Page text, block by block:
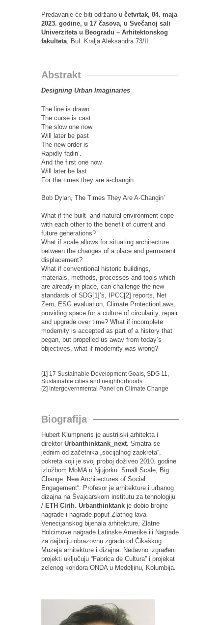
Predavanje će biti održano u četvrtak, 04. maja
2023. godine, u 17 časova, u Svečanoj sali
Univerziteta u Beogradu – Arhitektonskog
fakulteta , Bul. Kralja Aleksandra 73/II.
Abstrakt
Designing Urban Imaginaries
The line is drawn
The curse is cast
The slow one now
Will later be past
The new order is
Rapidly fadin’.
And the first one now
Will later be last
For the times they are a-changin
Bob Dylan, The Times They Are A-Changin’
What if the built- and natural environment cope
with each other to the benefit of current and
future generations?
What if scale allows for situating architecture
between the changes of a place and permanent
displacement?
What if conventional historic buildings,
materials, methods, processes and tools which
are already in place, can challenge the new
standards of SDG[1]’s, IPCC[2] reports, Net
Zero, ESG evaluation, Climate Protection Laws,
providing space for a culture of circularity, repair
and upgrade over time? What if incomplete
modernity is accepted as part of a history that
began, but propelled us away from today’s
objectives, what if modernity was wrong?
[1] 17 Sustainable Development Goals, SDG 11,
Sustainable cities and neighborhoods
[2] Intergovernmental Panel on Climate Change
Biografija
Hubert Klumpneris je austrijski arhitekta i
direktor Urbanthinktank_next . Smatra se
jednim od začetnika „socijalnog zaokreta“,
pokreta koji je svoj proboj doživeo 2010. godine
izložbom MoMA u Njujorku Small Scale, Big
Change: New Architectures of Social
Engagement“.
Profesor je arhitekture i urbanog
dizajna na Švajcarskom institutu za tehnologiju
/ ETH Cirih Urbanthinktank je dobio brojne
nagrade i nagrade poput Zlatnog lava
Venecijanskog bijenala arhitekture, Zlatne
Holcimove nagrade Latinske Amerike ili Nagrade
za najbolju obrazovnu zgradu od Čikaškog
Muzeja arhitekture i dizajna. Nedavno izgrađeni
projekti uključuju “Fabrica de Cultura” i projekat
zelenog koridora ONDA u Medeljinu, Kolumbija.